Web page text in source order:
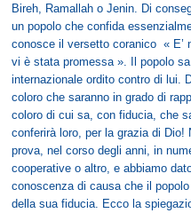
Bireh, Ramallah o Jenin. Di
un popolo che confida
conosce il versetto coranico « E’
vi è stata promessa ». Il popolo
internazionale ordito contro di lui.
coloro che saranno in grado di
coloro di cui sa, con fiducia, che
conferirà loro, per la grazia di
prova, nel corso degli anni, in
cooperative o altro, e abbiamo
conoscenza di causa che il
della sua fiducia. Ecco la